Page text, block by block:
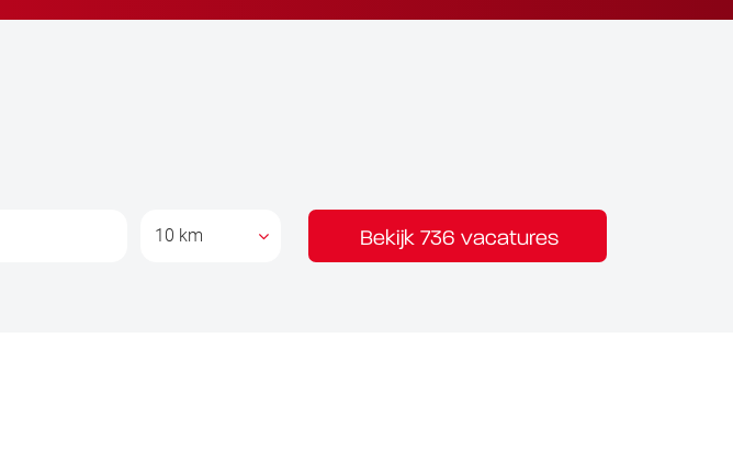
10 km Bekijk 736 vacatures